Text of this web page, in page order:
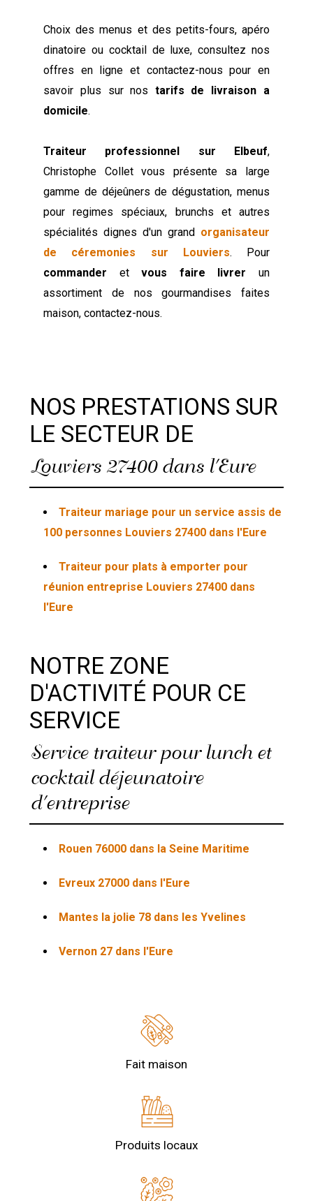
Choix des menus et des petits-fours, apéro
dinatoire ou cocktail de luxe, consultez nos
offres en ligne et contactez-nous pour en
savoir plus sur nos tarifs de livraison a
domicile.
Traiteur professionnel sur Elbeuf,
Christophe Collet vous présente sa large
gamme de déjeûners de dégustation, menus
pour regimes spéciaux, brunchs et autres
spécialités dignes d'un grand organisateur
de céremonies sur Louviers. Pour
commander etvous faire livrer un
assortiment de nos gourmandises faites
maison, contactez-nous.
NOS PRESTATIONS SUR
LE SECTEUR DE
Louviers 27400 dans l'Eure
Traiteur mariage pour un service assis de
100 personnes Louviers 27400 dans l'Eure
Traiteur pour plats à emporter pour
réunion entreprise Louviers 27400 dans
l'Eure
NOTRE ZONE
D'ACTIVITÉ POUR CE
SERVICE
Service traiteur pour lunch et
cocktail déjeunatoire
d'entreprise
Rouen 76000 dans la Seine Maritime
Evreux 27000 dans l'Eure
Mantes la jolie 78 dans les Yvelines
Vernon 27 dans l'Eure
Fait maison
Produits locaux